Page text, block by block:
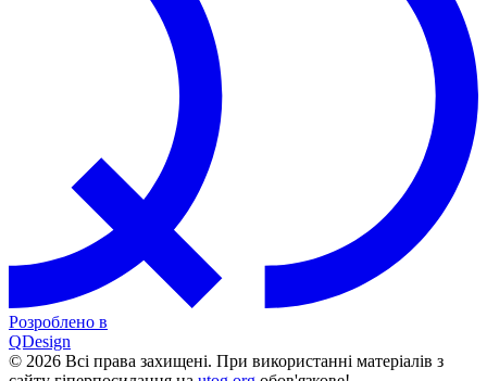
Розроблено в
QDesign
© 2026 Всі права захищені. При використанні матеріалів з